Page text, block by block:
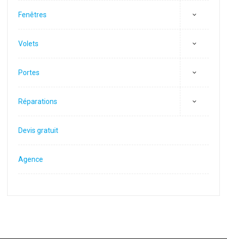
Fenêtres
Volets
Portes
Réparations
Devis gratuit
Agence